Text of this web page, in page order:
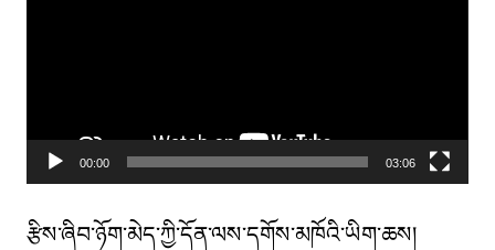
00:00 03:06
རྩིས་ཞིབ་ཉོག་མེད་ཀྱི་དོན་ལས་དགོས་མཁོའི་ཡིག་ཆས།